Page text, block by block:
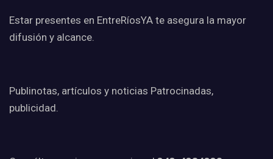
Estar presentes en EntreRíosYA te asegura la mayor
difusión y alcance.
Publinotas, artículos y noticias Patrocinadas,
publicidad.